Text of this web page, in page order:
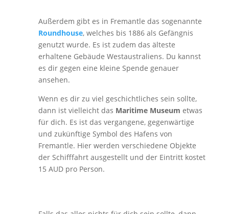
Außerdem gibt es in Fremantle das sogenannte
Roundhouse, welches bis 1886 als Gefängnis
genutzt wurde. Es ist zudem das älteste
erhaltene Gebäude Westaustraliens. Du kannst
es dir gegen eine kleine Spende genauer
ansehen.
Wenn es dir zu viel geschichtliches sein sollte,
dann ist vielleicht das Maritime Museum etwas
für dich. Es ist das vergangene, gegenwärtige
und zukünftige Symbol des Hafens von
Fremantle. Hier werden verschiedene Objekte
der Schifffahrt ausgestellt und der Eintritt kostet
15 AUD pro Person.